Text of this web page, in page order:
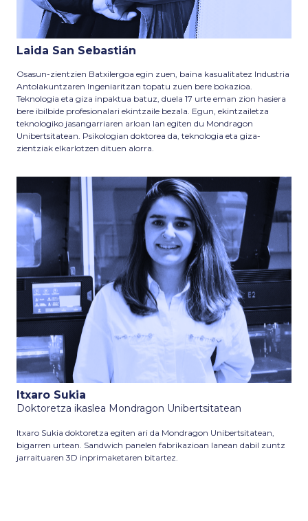
Laida San Sebastián
Osasun-zientzien Batxilergoa egin zuen, baina kasualitatez Industria
Antolakuntzaren Ingeniaritzan topatu zuen bere bokazioa.
Teknologia eta giza inpaktua batuz, duela 17 urte eman zion hasiera
bere ibilbide profesionalari ekintzaile bezala. Egun, ekintzailetza
teknologiko jasangarriaren arloan lan egiten du Mondragon
Unibertsitatean. Psikologian doktorea da, teknologia eta giza-
zientziak elkarlotzen dituen alorra.
Itxaro Sukia
Doktoretza ikaslea Mondragon Unibertsitatean
Itxaro Sukia doktoretza egiten ari da Mondragon Unibertsitatean,
bigarren urtean. Sandwich panelen fabrikazioan lanean dabil zuntz
jarraituaren 3D inprimaketaren bitartez.